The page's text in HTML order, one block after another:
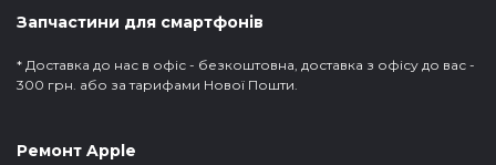
Запчастини для смартфонів
* Доставка до нас в офіс - безкоштовна, доставка з офісу до вас -
300 грн. або за тарифами Нової Пошти.
Ремонт Apple